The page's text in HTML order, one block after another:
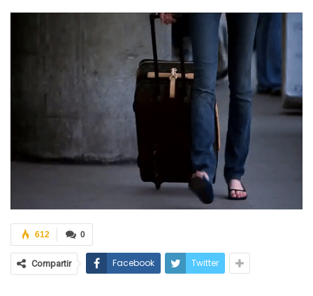
0
612
Compartir Facebook Twitter